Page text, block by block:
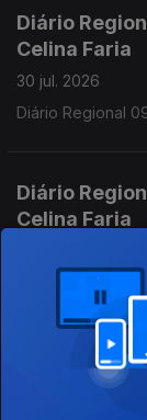
Diário
Celina Faria
30 jul. 2026
Diário Regional
Diário
Celina Faria
Diário Regional
Diário
Celina Faria